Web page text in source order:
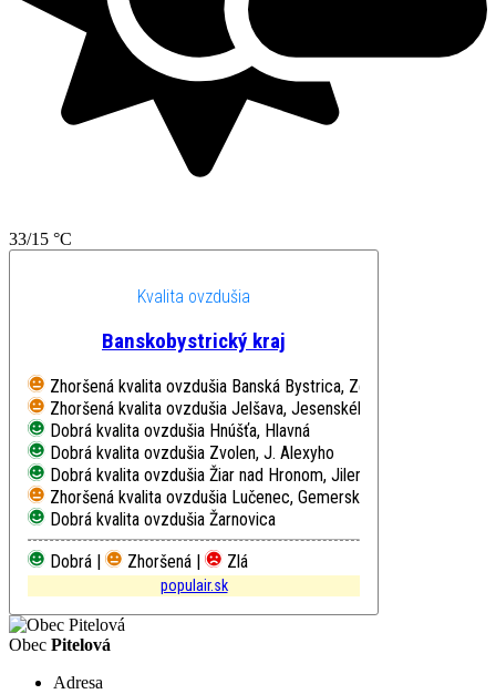
33/15 °C
Kvalita ovzdušia
Banskobystrický kraj
Zhoršená kvalita ovzdušia Banská Bystrica, Zelená
Zhoršená kvalita ovzdušia Jelšava, Jesenského
Dobrá kvalita ovzdušia Hnúšťa, Hlavná
Dobrá kvalita ovzdušia Zvolen, J. Alexyho
Dobrá kvalita ovzdušia Žiar nad Hronom, Jilemnického
Zhoršená kvalita ovzdušia Lučenec, Gemerská cesta
Dobrá kvalita ovzdušia Žarnovica
Dobrá |
Zhoršená | Zlá
populair.sk
Obec Pitelová
Adresa